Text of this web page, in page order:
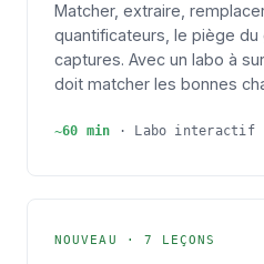
Matcher, extraire,
quantificateurs, le piège
captures. Avec un labo à
doit matcher les bonnes
~60 min · Labo interactif
NOUVEAU · 7 LEÇONS